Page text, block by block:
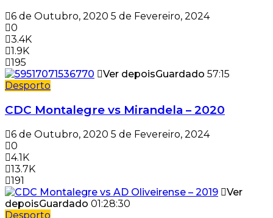
6 de Outubro, 2020 5 de Fevereiro, 2024
0
3.4K
1.9K
195
Ver depoisGuardado 57:15
Desporto
CDC Montalegre vs Mirandela – 2020
6 de Outubro, 2020 5 de Fevereiro, 2024
0
4.1K
13.7K
191
Ver
depoisGuardado 01:28:30
Desporto